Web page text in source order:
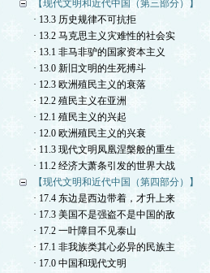
【现代文明和近代中国（第三部分）】
· 13.3 历史规律不可抗拒
· 13.2 马克思主义灾难性的社会实
· 13.1 非马非驴的国家资本主义
· 13.0 新旧文明的生死搏斗
· 12.3 欧洲殖民主义的衰落
· 12.2 殖民主义在亚洲
· 12.1 殖民主义的兴起
· 12.0 欧洲殖民主义的兴衰
· 11.3 现代文明凤凰涅槃般的重生
· 11.2 经济大萧条引发的世界大战
【现代文明和近代中国（第四部分）】
· 17.4 东边是西边带着，才升上来
· 17.3 美国不是强盗不是中国的敌
· 17.2 一叶障目不见泰山
· 17.1 非我族类其心必异的民族主
· 17.0 中国和现代文明